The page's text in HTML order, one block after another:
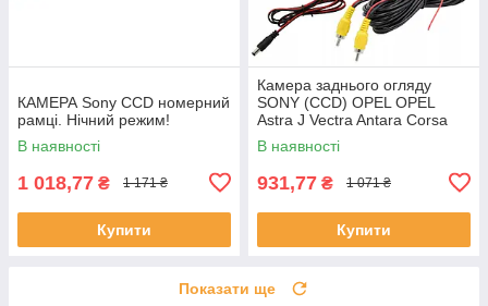
КАМЕРА Sony CCD номерний
рамці. Нічний режим!
В наявності
1 018,77 ₴ 1 171 ₴
Купити
Камера заднього огляду
SONY (CCD) OPEL OPEL
Astra J Vectra Antara Corsa
Zafira Insignia
В наявності
931,77 ₴ 1 071 ₴
Купити
Показати ще